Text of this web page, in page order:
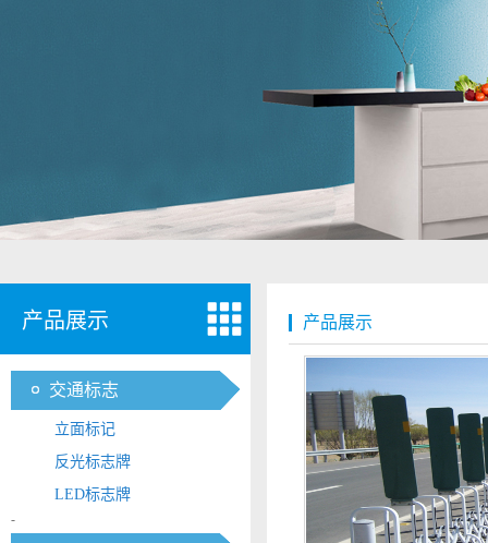
产品展示
交通标志
立面标记
反光标志牌
LED标志牌
-
产品展示